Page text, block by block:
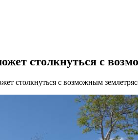
столкнуться с
столкнуться с возможным